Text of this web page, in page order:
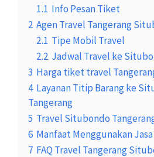
1.1 Info Pesan Tiket
2 Agen Travel Tangerang
2.1 Tipe Mobil Travel
2.2 Jadwal Travel ke
3 Harga tiket travel
4 Layanan Titip Barang ke
Tangerang
5 Travel Situbondo
6 Manfaat Menggunakan
7 FAQ Travel Tangerang